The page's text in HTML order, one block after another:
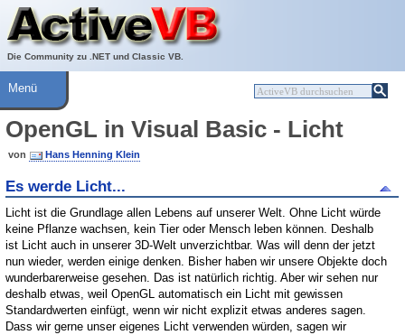
Die Community zu .NET und Classic VB.
Über ActiveVB
Hilfe
Menü
OpenGL in Visual Basic - Licht
von Hans Henning Klein
Es werde Licht...
Licht ist die Grundlage allen Lebens auf unserer Welt. Ohne Licht würde
keine Pflanze wachsen, kein Tier oder Mensch leben können. Deshalb
ist Licht auch in unserer 3D-Welt unverzichtbar. Was will denn der jetzt
nun wieder, werden einige denken. Bisher haben wir unsere Objekte doch
wunderbarerweise gesehen. Das ist natürlich richtig. Aber wir sehen nur
deshalb etwas, weil OpenGL automatisch ein Licht mit gewissen
Standardwerten einfügt, wenn wir nicht explizit etwas anderes sagen.
Dass wir gerne unser eigenes Licht verwenden würden, sagen wir